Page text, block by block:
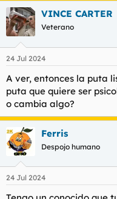
c
c
i
e
:
VINCE CARTER
Veterano
24 Jul 2024
A ver, entonces la puta
puta que quiere ser
o cambia algo?
Ferris
Despojo humano
24 Jul 2024